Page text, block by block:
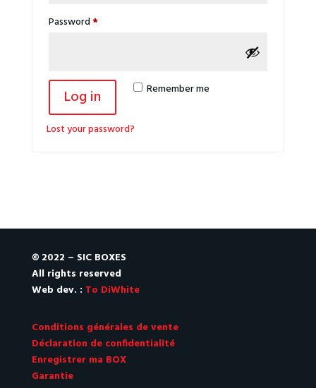
Password*Required
Remember me
Log in
Lost your password?
© 2022 – SIC BOXES
All rights reserved
Web dev. : To DiWhite
Conditions générales de vente
Déclaration de confidentialité
Enregistrer ma BOX
Garantie